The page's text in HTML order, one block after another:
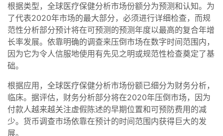
根据类型，全球医疗保健分析市场份额分为预测和认知。为
了代表2020年市场的最大部分，必须进行详细检查，而规
范性分析部分预计将在可预测的预测年度以最高的复合年增
长率发展。依靠明确的调查来压倒市场在数字时间范围内，
因为它为令人信服地使用有先见之明或规范性检查奠定了基
础。
根据应用，全球医疗保健分析市场份额已细分为财务分析，
临床。据评估，财务分析部分将在2020年压倒市场，因为
付款人越来越关注虚假陈述的早期位置和可预防费用的减
少。货币调查市场依靠在预计的时间范围内获得巨大的发
展。